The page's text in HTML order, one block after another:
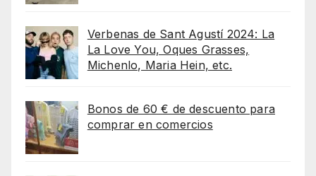
Verbenas de Sant Agustí 2024: La
La Love You, Oques Grasses,
Michenlo, Maria Hein, etc.
Bonos de 60 € de descuento para
comprar en comercios